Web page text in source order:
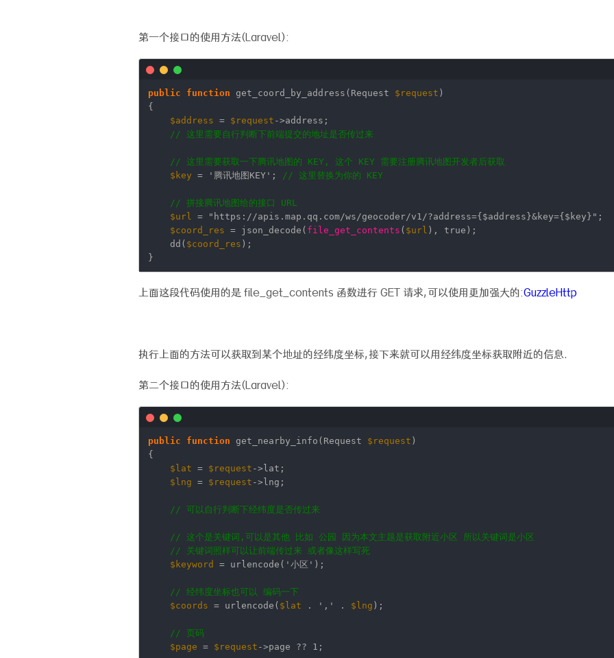
第一个接口的使用方法(Laravel):
public function get_coord_by_address(Request $request )
{
$address = $request ->address;
// 这里需要自行判断下前端提交的地址是否传过来
// 这里需要获取一下腾讯地图的 KEY, 这个 KEY 需要注册腾讯地图开发者后获取
$key = '腾讯地图KEY' ; // 这里替换为你的 KEY
// 拼接腾讯地图给的接口 URL
$url = "https://apis.map.qq.com/ws/geocoder/v1/?address={$address}&key={$key}" ;
$coord_res = json_decode( file_get_contents ( $url ), true);
dd( $coord_res );
}
上面这段代码使用的是 file_get_contents 函数进行 GET 请求,可以使用更加强大的:GuzzleHttp
执行上面的方法可以获取到某个地址的经纬度坐标,接下来就可以用经纬度坐标获取附近的信息.
第二个接口的使用方法(Laravel):
public function get_nearby_info(Request $request )
{
$lat = $request ->lat;
$lng = $request ->lng;
// 可以自行判断下经纬度是否传过来
// 这个是关键词,可以是其他 比如 公园 因为本文主题是获取附近小区 所以关键词是小区
// 关键词照样可以让前端传过来 或者像这样写死
$keyword
= urlencode( '小区' );
// 经纬度坐标也可以 编码一下
$coords = urlencode( $lat . ',' . $lng );
// 页码
$page = $request ->page ?? 1;